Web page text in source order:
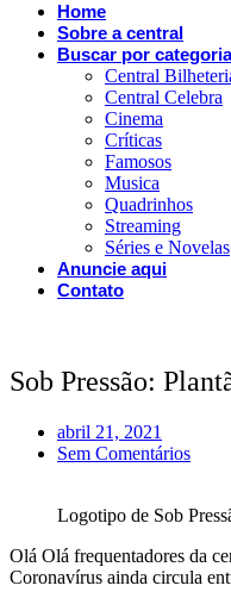
Home
Sobre a central
Buscar por categoria
Central
Central Celebra
Cinema
Críticas
Famosos
Musica
Quadrinhos
Streaming
Séries e Novelas
Anuncie aqui
Contato
Sob Pressão:
abril 21, 2021
Sem Comentários
Logotipo de Sob
Olá Olá frequentadores da
Coronavírus ainda circula